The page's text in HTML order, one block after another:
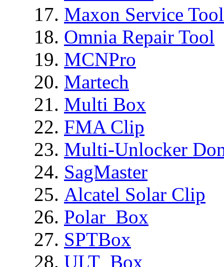
Maxon Service
Omnia Repair Tool
MCNPro
Martech
Multi Box
FMA Clip
Multi-Unlocker
SagMaster
Alcatel Solar Clip
Polar_Box
SPTBox
ULT_Box